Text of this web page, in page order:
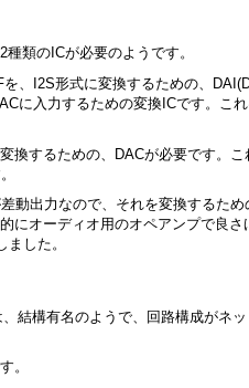
類のICが必要のようです。
、I2S形式に変換するための、
に入力するための変換ICです。こ
換するための、DACが必要です。こ
動出力なので、それを変換するた
にオーディオ用のオペアンプで良さ
した。
結構有名のようで、回路構成がネ
。